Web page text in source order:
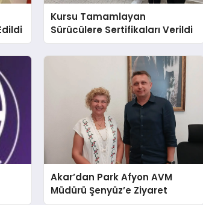
Kursu Tamamlayan
Sürücülere Sertifikaları Verildi
Akar’dan Park Afyon AVM
Müdürü Şenyüz’e Ziyaret